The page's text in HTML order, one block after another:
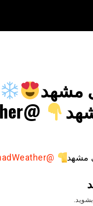
مشهد
@MashhadWeather
مشهد @MashhadWeather